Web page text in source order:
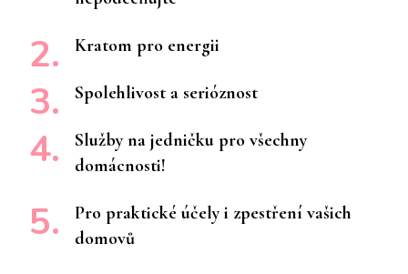
Kratom pro energii
Spolehlivost a serióznost
Služby na jedničku pro všechny
domácnosti!
Pro praktické účely i zpestření vašich
domovů